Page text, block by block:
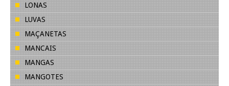
LONAS
LUVAS
MAÇANETAS
MANCAIS
MANGAS
MANGOTES